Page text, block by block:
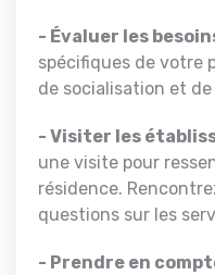
- Évaluer les
spécifiques de votre
de socialisation et
- Visiter les
une visite pour
résidence.
questions sur les
- Prendre en